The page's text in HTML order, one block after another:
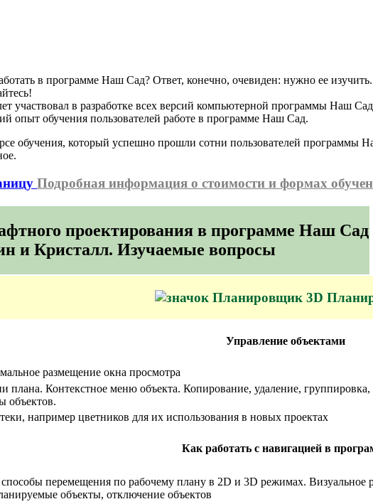
в программе Наш Сад? Ответ, конечно, очевиден: нужно ее
участвовал в разработке всех версий компьютерной программы Наш
опыт обучения пользователей работе в программе Наш Сад.
обучения, который успешно прошли сотни пользователей программы
Подробная информация о стоимости и формах
проектирования в программе Наш Сад
и Кристалл. Изучаемые вопросы
3D
Управление объектами
размещение окна просмотра
плана. Контекстное меню объекта. Копирование, удаление,
объектов.
например цветников для их использования в новых проектах
Как работать с навигацией в
перемещения по рабочему плану в 2D и 3D режимах.
объекты, отключение объектов